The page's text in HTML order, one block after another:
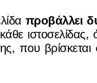
προβάλλει
ιστοσελίδας,
που βρίσκεται